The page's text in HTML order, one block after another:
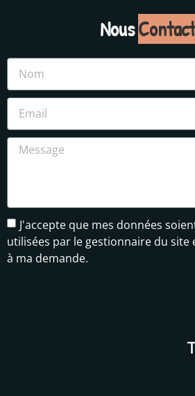
Nous
J'accepte que mes données
utilisées par le gestionnaire du site
à ma demande.